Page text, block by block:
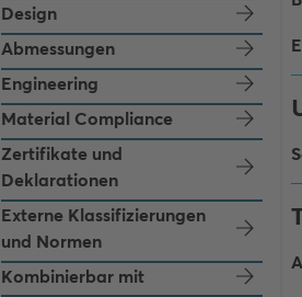
Design
Abmessungen
Engineering
Material Compliance
Zertifikate und
Deklarationen
Externe Klassifizierungen
und Normen
Kombinierbar mit